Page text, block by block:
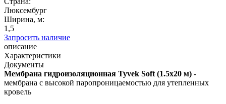
Люксембург
Ширина, м:
1,5
Запросить наличие
описание
Характеристики
Документы
Мембрана гидроизоляционная Tyvek Soft (1.5х20 м) -
мембрана с высокой паропроницаемостью для утепленных
кровель